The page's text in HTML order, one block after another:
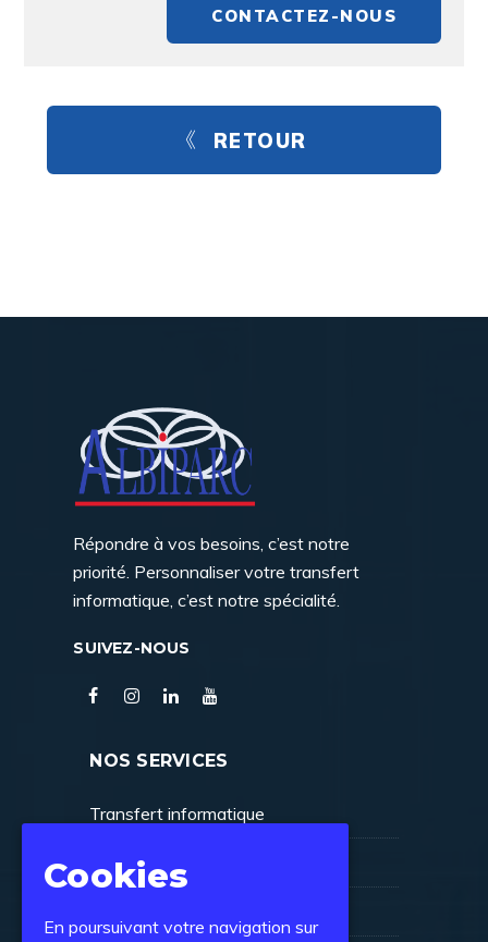
CONTACTEZ-NOUS
RETOUR
Répondre à vos besoins, c’est notre
priorité. Personnaliser votre transfert
informatique, c’est notre spécialité.
SUIVEZ-NOUS
NOS SERVICES
Transfert informatique
Service informatique
Cookies
En poursuivant votre navigation sur